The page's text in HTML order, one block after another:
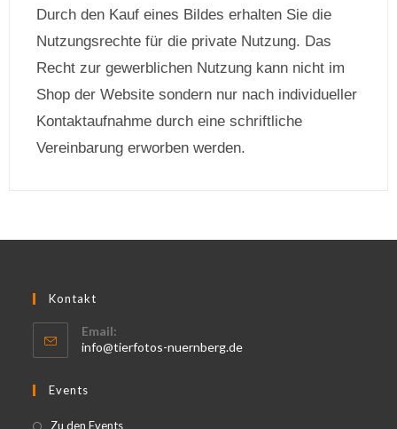
Durch den Kauf eines Bildes erhalten Sie die
Nutzungsrechte für die private Nutzung. Das
Recht zur gewerblichen Nutzung kann nicht im
Shop der Website sondern nur nach individueller
Kontaktaufnahme durch eine schriftliche
Vereinbarung erworben werden.
Kontakt
Email:
info@tierfotos-nuernberg.de
Events
Zu den Events